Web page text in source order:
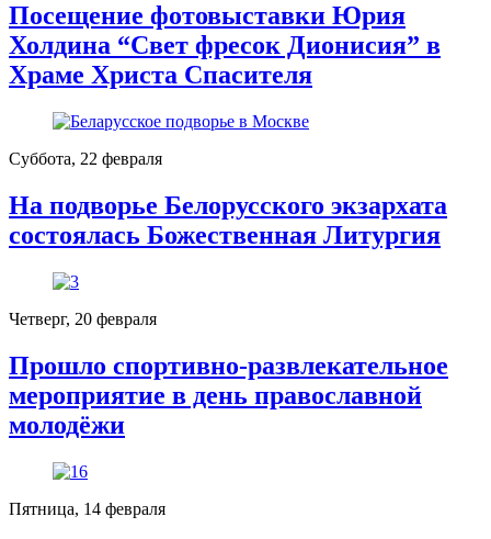
Посещение фотовыставки Юрия
Холдина “Свет фресок Дионисия” в
Храме Христа Спасителя
Суббота, 22 февраля
На подворье Белорусского экзархата
состоялась Божественная Литургия
Четверг, 20 февраля
Прошло спортивно-развлекательное
мероприятие в день православной
молодёжи
Пятница, 14 февраля